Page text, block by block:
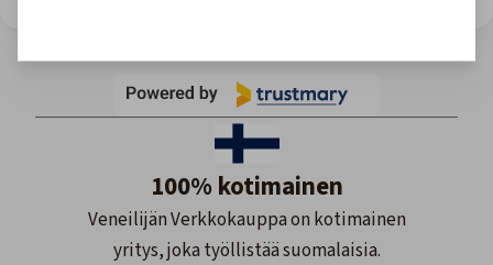
100% kotimainen
Veneilijän Verkkokauppa on kotimainen
yritys, joka työllistää suomalaisia.